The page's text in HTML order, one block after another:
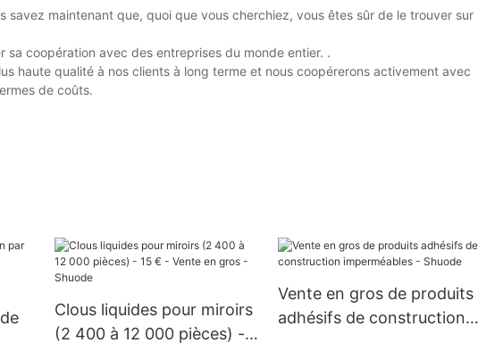
savez maintenant que, quoi que vous cherchiez, vous êtes sûr de le trouver sur
coopération avec des entreprises du monde entier. .
haute qualité à nos clients à long terme et nous coopérerons activement avec
de coûts.
Clous liquides pour miroirs
(2 400 à 12 000 pièces) -
Vente en gros de produits
adhésifs de construction